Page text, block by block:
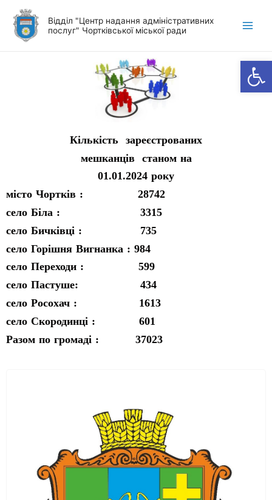
Відділ "Центр надання адміністративних
послуг" Чортківської міської ради
Кількість зареєстрованих
мешканців станом на
01.01.2024 року
місто Чортків : 28742
село Біла : 3315
село Бичківці : 735
село Горішня Вигнанка : 984
село Переходи : 599
село Пастуше: 434
село Росохач : 1613
село Скородинці : 601
Разом по громаді : 37023